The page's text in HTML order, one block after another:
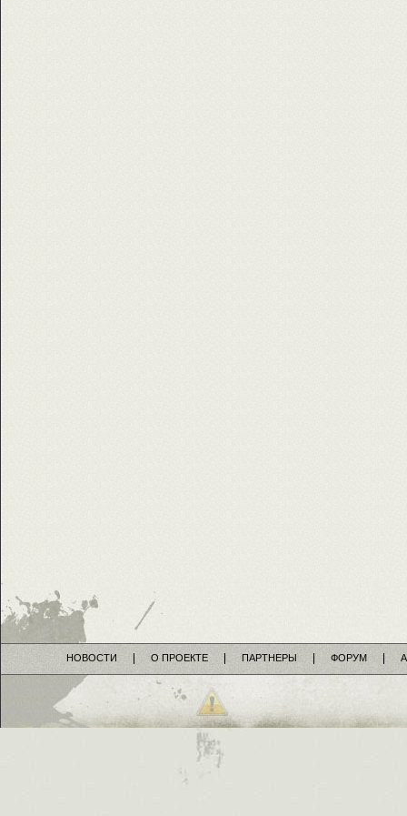
НОВОСТИ О ПРОЕКТЕ ПАРТНЕРЫ ФОРУМ